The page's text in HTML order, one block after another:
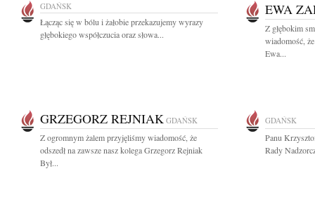
GDAŃSK
Łącząc się w bólu i żałobie przekazujemy wyrazy
głębokiego współczucia oraz słowa...
EWA
Z głębokim
wiadomość,
Ewa...
GRZEGORZ REJNIAK GDAŃSK
Z ogromnym żalem przyjęliśmy wiadomość, że
odszedł na zawsze nasz kolega Grzegorz Rejniak
Był...
GDAŃSK
Panu
Rady